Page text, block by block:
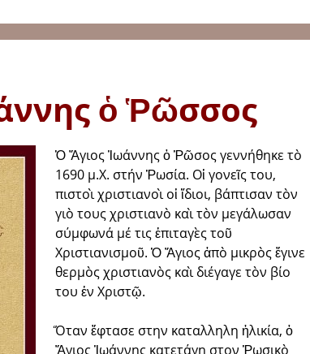
ὁ Ῥῶσσος
Ὁ Ἅγιος Ἰωάννης ὁ Ῥῶσος γεννήθηκε τὸ
1690 μ.Χ. στήν Ῥωσία. Οἱ γονεῖς του,
πιστοὶ χριστιανοὶ οἱ ἴδιοι, βάπτισαν τὸν
γιὸ τους χριστιανὸ καὶ τὸν μεγάλωσαν
σύμφωνά μέ τις ἐπιταγὲς τοῦ
Χριστιανισμοῦ. Ὁ Ἅγιος ἀπὸ μικρὸς ἔγινε
θερμὸς χριστιανὸς καὶ διέγαγε τὸν βίο
του ἐν Χριστῷ.
Ὅταν ἔφτασε στην καταλληλη ἡλικία, ὁ
Ἅγιος Ἰωάννης κατετάγη στον Ῥωσικὸ